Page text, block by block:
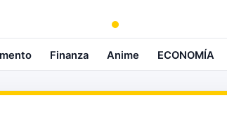
Finanza Anime ECONOMÍA